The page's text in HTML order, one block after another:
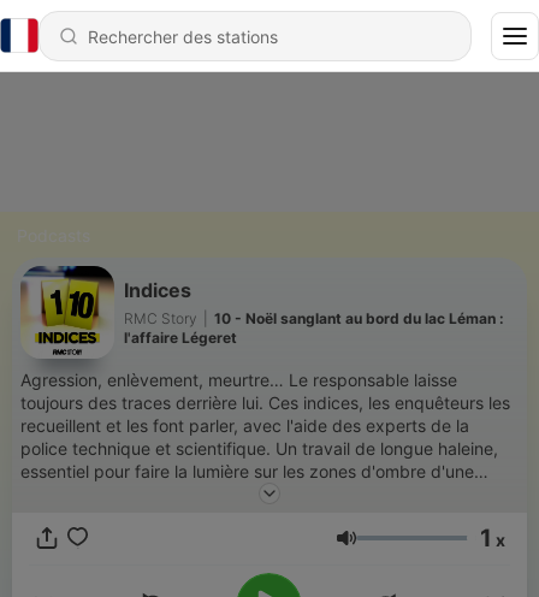
Indices
RMC Story
10 - Noël sanglant au bord du lac Léman :
l'affaire Légeret
Agression, enlèvement, meurtre… Le responsable laisse
toujours des traces derrière lui. Ces indices, les enquêteurs les
recueillent et les font parler, avec l'aide des experts de la
police technique et scientifique. Un travail de longue haleine,
essentiel pour faire la lumière sur les zones d'ombre d'une
affaire. A travers les témoignages des experts et des
déroule le fil d'enquêtes criminelles peu communes, pour
podcasts narrée par Arnaud Poivre d'Arvor.
Volume 1 x